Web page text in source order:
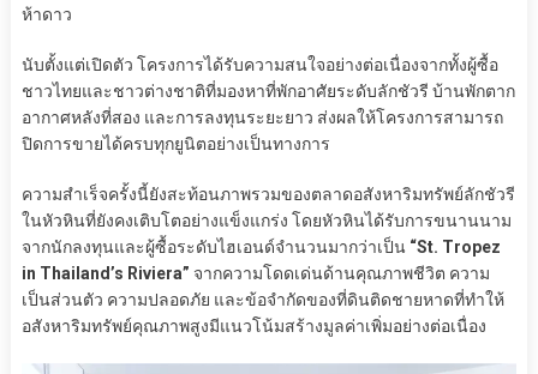
ห้าดาว
นับตั้งแต่เปิดตัว โครงการได้รับความสนใจอย่างต่อเนื่องจากทั้งผู้ซื้อ
ชาวไทยและชาวต่างชาติที่มองหาที่พักอาศัยระดับลักชัวรี บ้านพักตาก
อากาศหลังที่สอง และการลงทุนระยะยาว ส่งผลให้โครงการสามารถ
ปิดการขายได้ครบทุกยูนิตอย่างเป็นทางการ
ความสำเร็จครั้งนี้ยังสะท้อนภาพรวมของตลาดอสังหาริมทรัพย์ลักชัวรี
ในหัวหินที่ยังคงเติบโตอย่างแข็งแกร่ง โดยหัวหินได้รับการขนานนาม
จากนักลงทุนและผู้ซื้อระดับไฮเอนด์จำนวนมากว่าเป็น “St. Tropez
in Thailand’s Riviera” จากความโดดเด่นด้านคุณภาพชีวิต ความ
เป็นส่วนตัว ความปลอดภัย และข้อจำกัดของที่ดินติดชายหาดที่ทำให้
อสังหาริมทรัพย์คุณภาพสูงมีแนวโน้มสร้างมูลค่าเพิ่มอย่างต่อเนื่อง